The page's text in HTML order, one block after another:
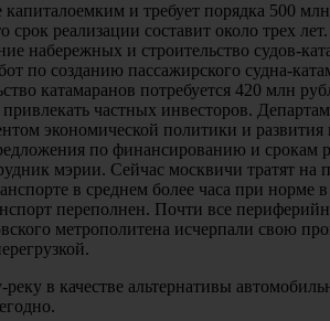
капиталоемким и требует порядка 500
срок реализации составит около трех
набережных и строительство судов-
по созданию пассажирского судна-
катамаранов потребуется 420 млн
частных инвесторов.
экономической политики и развития
по финансированию и срокам
мэрии. Сейчас москвичи тратят на
в среднем более часа при
переполнен. Почти все
метрополитена исчерпали свою
в качестве альтернативы